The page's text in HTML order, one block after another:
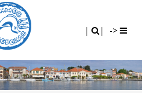
| | ->